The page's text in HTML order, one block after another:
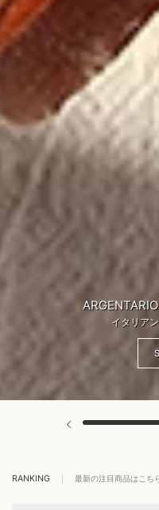
イタリア
RANKING 最新の注目商品はこち